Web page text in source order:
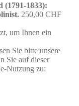
(1791-1833):
250,00 CHF
um Ihnen ein
Sie bitte unsere
Sie auf dieser
Nutzung zu: